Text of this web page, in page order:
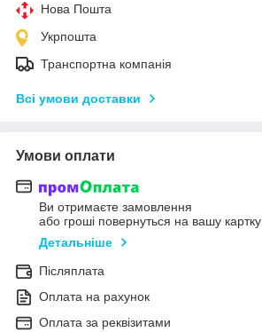
Нова Пошта
Укрпошта
Транспортна компанія
Всі умови доставки
Умови оплати
Ви отримаєте замовлення
або гроші повернуться на вашу картку
Детальніше
Післяплата
Оплата на рахунок
Оплата за реквізитами